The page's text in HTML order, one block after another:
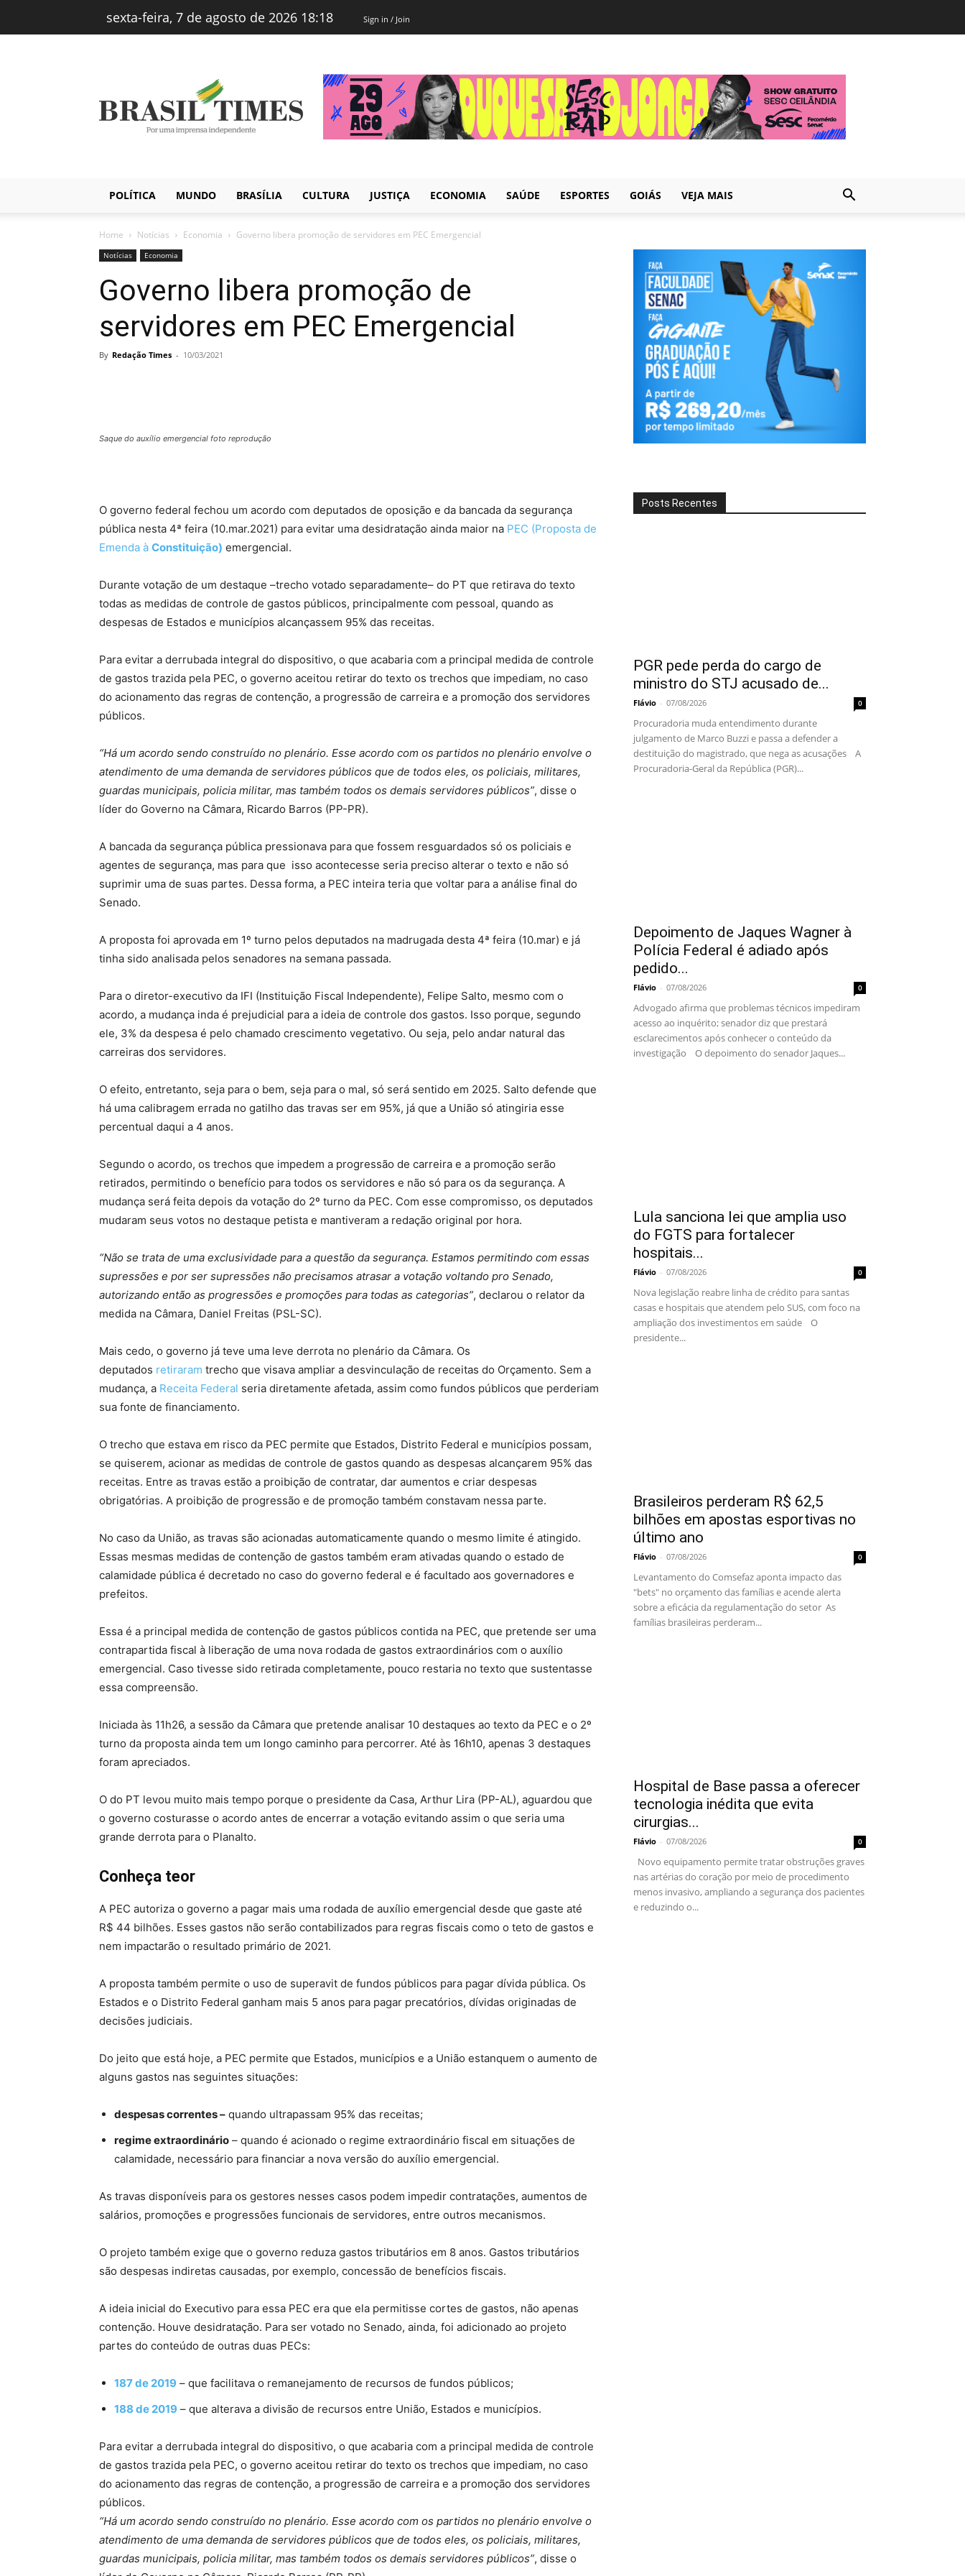
sexta-feira, 7 de agosto de 2026 18:18 Sign in / Join
Brasiltimes
–
Notícias
POLÍTICA MUNDO BRASÍLIA CULTURA JUSTIÇA ECONOMIA SAÚDE ESPORTES GOIÁS VEJA MAIS
Home Notícias Economia Governo libera promoção de servidores em PEC Emergencial
Notícias Economia
Governo libera promoção de
servidores em PEC Emergencial
By Redação Times - 10/03/2021
Saque do auxílio emergencial foto reprodução
O governo federal fechou um acordo com deputados de oposição e da bancada da segurança
pública nesta 4ª feira (10.mar.2021) para evitar uma desidratação ainda maior na PEC (Proposta de
Emenda à Constituição) emergencial.
Durante votação de um destaque –trecho votado separadamente– do PT que retirava do texto
todas as medidas de controle de gastos públicos, principalmente com pessoal, quando as
despesas de Estados e municípios alcançassem 95% das receitas.
Para evitar a derrubada integral do dispositivo, o que acabaria com a principal medida de controle
de gastos trazida pela PEC, o governo aceitou retirar do texto os trechos que impediam, no caso
do acionamento das regras de contenção, a progressão de carreira e a promoção dos servidores
públicos.
“Há um acordo sendo construído no plenário. Esse acordo com os partidos no plenário envolve o
atendimento de uma demanda de servidores públicos que de todos eles, os policiais, militares,
guardas municipais, policia militar, mas também todos os demais servidores públicos”, disse o
líder do Governo na Câmara, Ricardo Barros (PP-PR).
A bancada da segurança pública pressionava para que fossem resguardados só os policiais e
agentes de segurança, mas para que isso acontecesse seria preciso alterar o texto e não só
suprimir uma de suas partes. Dessa forma, a PEC inteira teria que voltar para a análise final do
Senado.
A proposta foi aprovada em 1º turno pelos deputados na madrugada desta 4ª feira (10.mar) e já
tinha sido analisada pelos senadores na semana passada.
Para o diretor-executivo da IFI (Instituição Fiscal Independente), Felipe Salto, mesmo com o
acordo, a mudança inda é prejudicial para a ideia de controle dos gastos. Isso porque, segundo
ele, 3% da despesa é pelo chamado crescimento vegetativo. Ou seja, pelo andar natural das
carreiras dos servidores.
O efeito, entretanto, seja para o bem, seja para o mal, só será sentido em 2025. Salto defende que
há uma calibragem errada no gatilho das travas ser em 95%, já que a União só atingiria esse
percentual daqui a 4 anos.
Segundo o acordo, os trechos que impedem a progressão de carreira e a promoção serão
retirados, permitindo o benefício para todos os servidores e não só para os da segurança. A
mudança será feita depois da votação do 2º turno da PEC. Com esse compromisso, os deputados
mudaram seus votos no destaque petista e mantiveram a redação original por hora.
“Não se trata de uma exclusividade para a questão da segurança. Estamos permitindo com essas
supressões e por ser supressões não precisamos atrasar a votação voltando pro Senado,
autorizando então as progressões e promoções para todas as categorias”, declarou o relator da
medida na Câmara, Daniel Freitas (PSL-SC).
Mais cedo, o governo já teve uma leve derrota no plenário da Câmara. Os
deputados retiraram trecho que visava ampliar a desvinculação de receitas do Orçamento. Sem a
mudança, a Receita Federal seria diretamente afetada, assim como fundos públicos que perderiam
sua fonte de financiamento.
O trecho que estava em risco da PEC permite que Estados, Distrito Federal e municípios possam,
se quiserem, acionar as medidas de controle de gastos quando as despesas alcançarem 95% das
receitas. Entre as travas estão a proibição de contratar, dar aumentos e criar despesas
obrigatórias. A proibição de progressão e de promoção também constavam nessa parte.
No caso da União, as travas são acionadas automaticamente quando o mesmo limite é atingido.
Essas mesmas medidas de contenção de gastos também eram ativadas quando o estado de
calamidade pública é decretado no caso do governo federal e é facultado aos governadores e
prefeitos.
Essa é a principal medida de contenção de gastos públicos contida na PEC, que pretende ser uma
contrapartida fiscal à liberação de uma nova rodada de gastos extraordinários com o auxílio
emergencial. Caso tivesse sido retirada completamente, pouco restaria no texto que sustentasse
essa compreensão.
Iniciada às 11h26, a sessão da Câmara que pretende analisar 10 destaques ao texto da PEC e o 2º
turno da proposta ainda tem um longo caminho para percorrer. Até às 16h10, apenas 3 destaques
foram apreciados.
O do PT levou muito mais tempo porque o presidente da Casa, Arthur Lira (PP-AL), aguardou que
o governo costurasse o acordo antes de encerrar a votação evitando assim o que seria uma
grande derrota para o Planalto.
Conheça teor
A PEC autoriza o governo a pagar mais uma rodada de auxílio emergencial desde que gaste até
R$ 44 bilhões. Esses gastos não serão contabilizados para regras fiscais como o teto de gastos e
nem impactarão o resultado primário de 2021.
A proposta também permite o uso de superavit de fundos públicos para pagar dívida pública. Os
Estados e o Distrito Federal ganham mais 5 anos para pagar precatórios, dívidas originadas de
decisões judiciais.
Do jeito que está hoje, a PEC permite que Estados, municípios e a União estanquem o aumento de
alguns gastos nas seguintes situações:
despesas correntes – quando ultrapassam 95% das receitas;
regime extraordinário – quando é acionado o regime extraordinário fiscal em situações de
calamidade, necessário para financiar a nova versão do auxílio emergencial.
As travas disponíveis para os gestores nesses casos podem impedir contratações, aumentos de
salários, promoções e progressões funcionais de servidores, entre outros mecanismos.
O projeto também exige que o governo reduza gastos tributários em 8 anos. Gastos tributários
são despesas indiretas causadas, por exemplo, concessão de benefícios fiscais.
A ideia inicial do Executivo para essa PEC era que ela permitisse cortes de gastos, não apenas
contenção. Houve desidratação. Para ser votado no Senado, ainda, foi adicionado ao projeto
partes do conteúdo de outras duas PECs:
187 de 2019 – que facilitava o remanejamento de recursos de fundos públicos;
188 de 2019 – que alterava a divisão de recursos entre União, Estados e municípios.
Para evitar a derrubada integral do dispositivo, o que acabaria com a principal medida de controle
de gastos trazida pela PEC, o governo aceitou retirar do texto os trechos que impediam, no caso
do acionamento das regras de contenção, a progressão de carreira e a promoção dos servidores
públicos.
“Há um acordo sendo construído no plenário. Esse acordo com os partidos no plenário envolve o
atendimento de uma demanda de servidores públicos que de todos eles, os policiais, militares,
guardas municipais, policia militar, mas também todos os demais servidores públicos”, disse o
Posts Recentes
PGR pede perda do cargo de
ministro do STJ acusado de...
Flávio - 07/08/2026 0
Procuradoria muda entendimento durante
julgamento de Marco Buzzi e passa a defender a
destituição do magistrado, que nega as acusações A
Procuradoria-Geral da República (PGR)...
Depoimento de Jaques Wagner à
Polícia Federal é adiado após
pedido...
Flávio - 07/08/2026 0
Advogado afirma que problemas técnicos impediram
acesso ao inquérito; senador diz que prestará
esclarecimentos após conhecer o conteúdo da
investigação O depoimento do senador Jaques...
Lula sanciona lei que amplia uso
do FGTS para fortalecer
hospitais...
Flávio - 07/08/2026 0
Nova legislação reabre linha de crédito para santas
casas e hospitais que atendem pelo SUS, com foco na
ampliação dos investimentos em saúde O
presidente...
Brasileiros perderam R$ 62,5
bilhões em apostas esportivas no
último ano
Flávio - 07/08/2026 0
Levantamento do Comsefaz aponta impacto das
"bets" no orçamento das famílias e acende alerta
sobre a eficácia da regulamentação do setor As
famílias brasileiras perderam...
Hospital de Base passa a oferecer
tecnologia inédita que evita
cirurgias...
Flávio - 07/08/2026 0
Novo equipamento permite tratar obstruções graves
nas artérias do coração por meio de procedimento
menos invasivo, ampliando a segurança dos pacientes
e reduzindo o...